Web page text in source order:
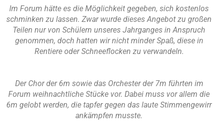
Im Forum hätte es die Möglichkeit gegeben, sich kostenlos
schminken zu lassen. Zwar wurde dieses Angebot zu großen
Teilen nur von Schülern unseres Jahrganges in Anspruch
genommen, doch hatten wir nicht minder Spaß, diese in
Rentiere oder Schneeflocken zu verwandeln.
Der Chor der 6m sowie das Orchester der 7m führten im
Forum weihnachtliche Stücke vor. Dabei muss vor allem die
6m gelobt werden, die tapfer gegen das laute Stimmengewirr
ankämpfen musste.